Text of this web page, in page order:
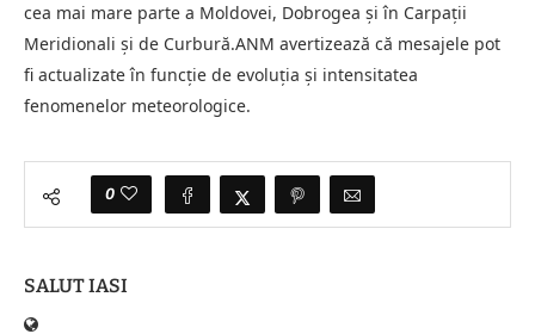
cea mai mare parte a Moldovei, Dobrogea și în Carpații
Meridionali și de Curbură.ANM avertizează că mesajele pot
fi actualizate în funcție de evoluția și intensitatea
fenomenelor meteorologice.
0
SALUT IASI